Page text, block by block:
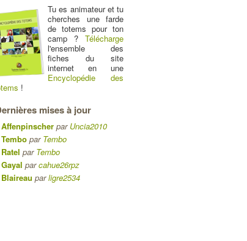
Tu es animateur et tu
cherches une farde
de totems pour ton
camp ? Télécharge
l'ensemble des
fiches du site
internet en une
Encyclopédie des
!
mises à jour
Affenpinscher par Uncia2010
Tembo par Tembo
Ratel par Tembo
Gayal parcahue26rpz
Blaireau parligre2534